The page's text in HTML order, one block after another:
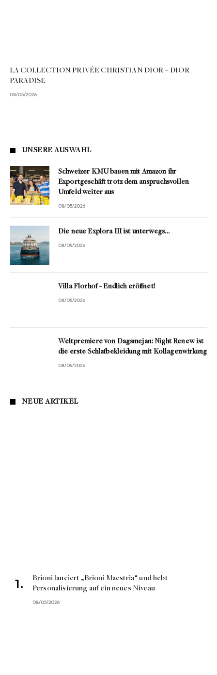
LA COLLECTION PRIVÉE CHRISTIAN DIOR – DIOR
PARADISE
08/05/2026
UNSERE AUSWAHL
Schweizer KMU bauen mit Amazon ihr
Exportgeschäft trotz dem anspruchsvollen
Umfeld weiter aus
08/05/2026
Die neue Explora III ist unterwegs…
08/05/2026
Villa Florhof – Endlich eröffnet!
08/05/2026
Weltpremiere von Dagsmejan: Night Renew ist
die erste Schlafbekleidung mit Kollagenwirkung
08/05/2026
NEUE ARTIKEL
Brioni lanciert „Brioni Maestria“ und hebt
Personalisierung auf ein neues Niveau
08/05/2026